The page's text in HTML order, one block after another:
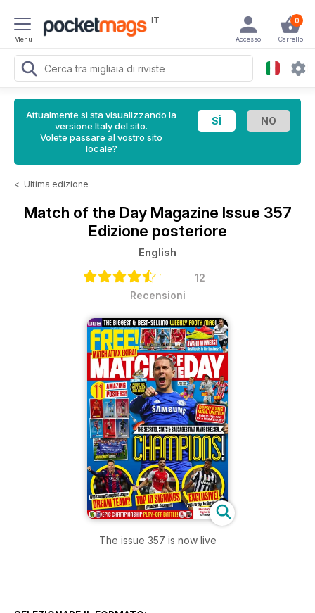
Menu
IT 0
Carrello
Accesso
Attualmente si sta visualizzando la
versione Italy del sito.
Volete passare al vostro sito
locale?
< Ultima edizione
Match of the Day Magazine Issue 357
Edizione posteriore
English
12
Recensioni
The issue 357 is now live